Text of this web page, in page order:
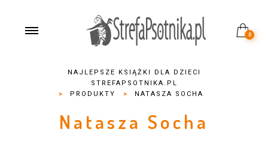
0
NAJLEPSZE KSIĄŻKI DLA DZIECI
STREFAPSOTNIKA.PL
>
PRODUKTY > NATASZA SOCHA
Natasza Socha